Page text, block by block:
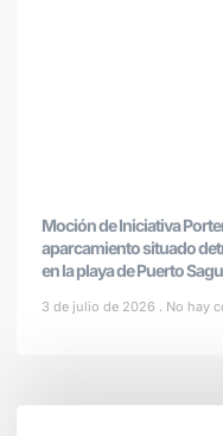
Moción de Iniciativa
aparcamiento situado
en la playa de Puerto
3 de julio de 2026 No hay